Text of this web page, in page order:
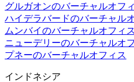
グルガオンのバーチャルオフ
ハイデラバードのバーチャル
ムンバイのバーチャルオフィス
ニューデリーのバーチャルオ
プネーのバーチャルオフィス
インドネシア